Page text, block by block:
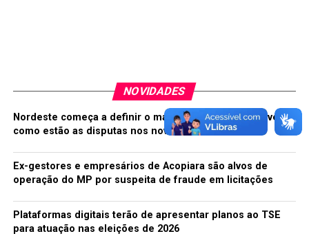
Fonte: CORREIO BRAZILIENSE
TÓPICOS RELACIONADOS: CATÓLICA
DIVORCIADOS
HOMOSSEXUAIS
IGREJA
A SEGUIR
México constrói ‘arranha-solos’
Eletrosul inaugura usina de energia solar para venda no
mercado livre
NOVIDADES
Nordeste começa a definir o mapa eleitoral de 2026; veja
como estão as disputas nos nove estados
Ex-gestores e empresários de Acopiara são alvos de
operação do MP por suspeita de fraude em licitações
Plataformas digitais terão de apresentar planos ao TSE
para atuação nas eleições de 2026